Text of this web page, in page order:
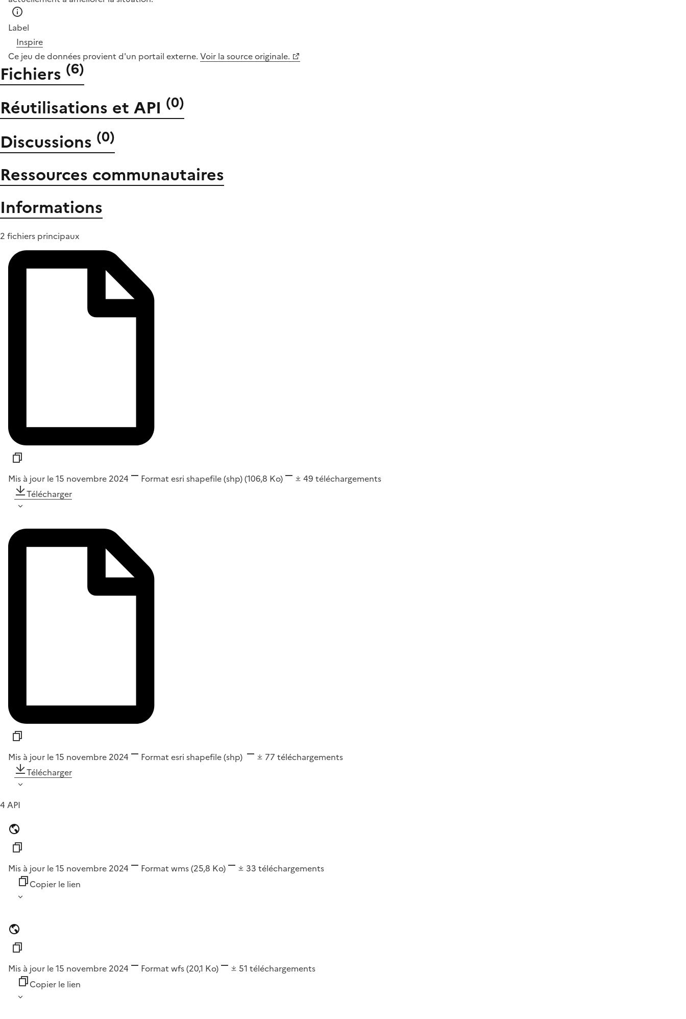
Label
Inspire
Ce jeu de données provient d'un portail externe. Voir la source originale.
Fichiers (6)
Réutilisations et API (0)
Discussions (0)
Ressources communautaires
Informations
2 fichiers principaux
Mis à jour le 15 novembre 2024 Format esri shapefile (shp)(106,8 Ko) 49 téléchargements
Télécharger
Mis à jour le 15 novembre 2024 Format esri shapefile (shp) 77 téléchargements
Télécharger
4 API
Mis à jour le 15 novembre 2024 Format wms(25,8 Ko) 33 téléchargements
Copier le lien
Mis à jour le 15 novembre 2024 Format wfs(20,1 Ko) 51 téléchargements
Copier le lien